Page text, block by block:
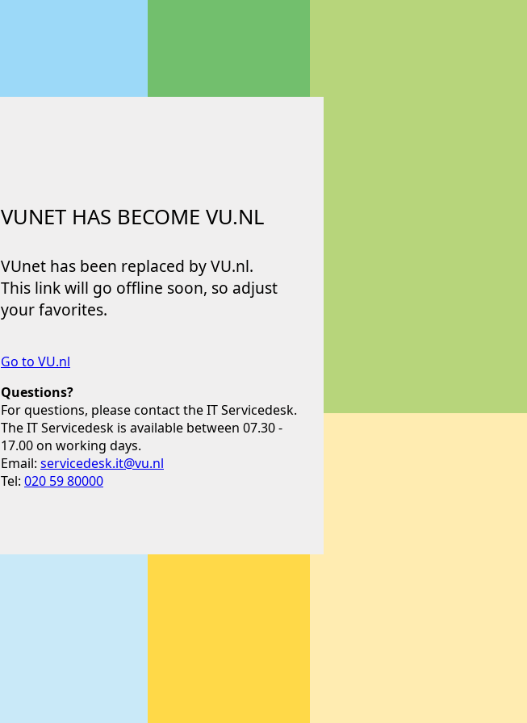
VUNET HAS BECOME VU.NL
VUnet has been replaced by VU.nl.
This link will go offline soon, so adjust
your favorites.
Go to VU.nl
Questions?
For questions, please contact the IT Servicedesk.
The IT Servicedesk is available between 07.30 -
17.00 on working days.
Email: servicedesk.it@vu.nl
Tel: 020 59 80000